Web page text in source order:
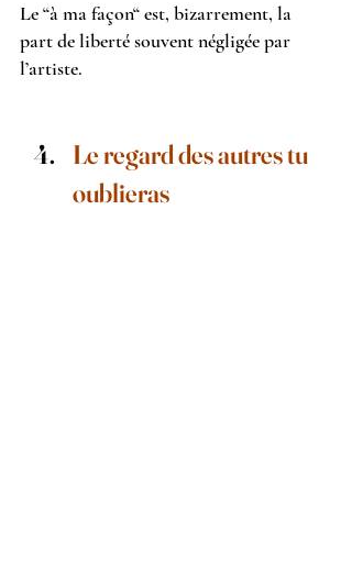
Le “à ma façon“ est, bizarrement, la
part de liberté souvent négligée par
l’artiste.
Le regard des autres tu
oublieras